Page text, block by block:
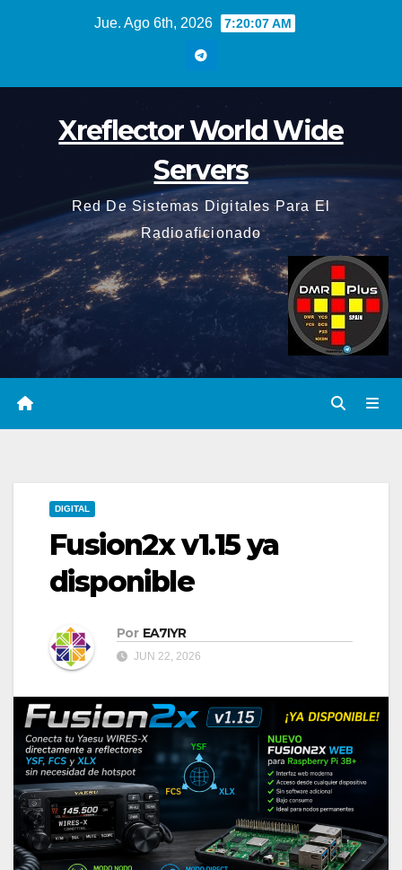
Jue. Ago 6th, 2026 7:20:09 AM
Xreflector World Wide
Servers
Red De Sistemas Digitales Para El
Radioaficionado
DIGITAL
Fusion2x v1.15 ya
disponible
Por EA7IYR
JUN 22, 2026